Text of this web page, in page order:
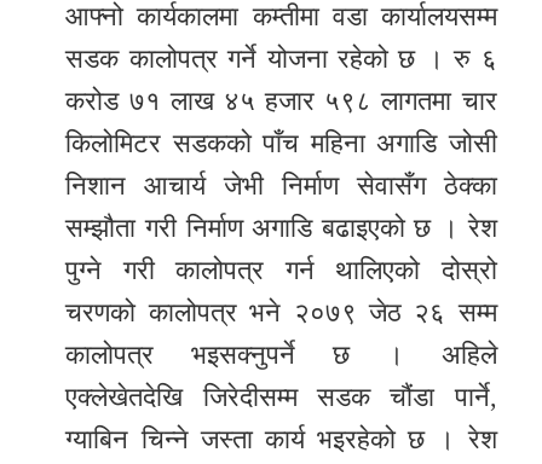
आफ्नो कार्यकालमा कम्तीमा वडा कार्यालयसम्म
सडक कालोपत्र गर्ने योजना रहेको छ । रु ६
करोड ७१ लाख ४५ हजार ५९८ लागतमा चार
किलोमिटर सडकको पाँच महिना अगाडि जोसी
निशान आचार्य जेभी निर्माण सेवासँग ठेक्का
सम्झौता गरी निर्माण अगाडि बढाइएको छ । रेश
पुग्ने गरी कालोपत्र गर्न थालिएको दोस्रो
चरणको कालोपत्र भने २०७९ जेठ २६ सम्म
कालोपत्र भइसक्नुपर्ने छ । अहिले
एक्लेखेतदेखि जिरेदीसम्म सडक चौंडा पार्ने,
ग्याबिन चिन्ने जस्ता कार्य भइरहेको छ । रेश